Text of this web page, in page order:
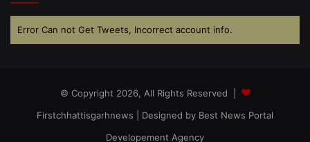
Error Can not Get Tweets, Incorrect account info.
© Copyright 2026, All Rights Reserved |
Firstchhattisgarhnews | Designed by Best News Portal
Developement Agency